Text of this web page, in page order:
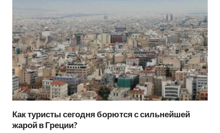
Как туристы сегодня борются с сильнейшей
жарой в Греции?